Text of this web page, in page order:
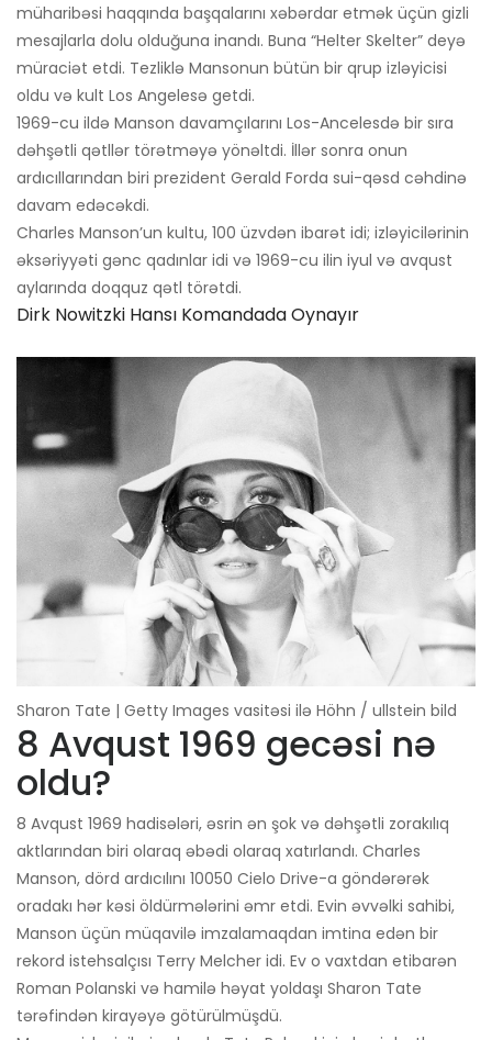
müharibəsi haqqında başqalarını xəbərdar etmək üçün gizli
mesajlarla dolu olduğuna inandı. Buna “Helter Skelter” deyə
müraciət etdi. Tezliklə Mansonun bütün bir qrup izləyicisi
oldu və kult Los Angelesə getdi.
1969-cu ildə Manson davamçılarını Los-Ancelesdə bir sıra
dəhşətli qətllər törətməyə yönəltdi. İllər sonra onun
ardıcıllarından biri prezident Gerald Forda sui-qəsd cəhdinə
davam edəcəkdi.
Charles Manson’un kultu, 100 üzvdən ibarət idi; izləyicilərinin
əksəriyyəti gənc qadınlar idi və 1969-cu ilin iyul və avqust
aylarında doqquz qətl törətdi.
Dirk Nowitzki Hansı Komandada Oynayır
Sharon Tate | Getty Images vasitəsi ilə Höhn / ullstein bild
8 Avqust 1969 gecəsi nə
oldu?
8 Avqust 1969 hadisələri, əsrin ən şok və dəhşətli zorakılıq
aktlarından biri olaraq əbədi olaraq xatırlandı. Charles
Manson, dörd ardıcılını 10050 Cielo Drive-a göndərərək
oradakı hər kəsi öldürmələrini əmr etdi. Evin əvvəlki sahibi,
Manson üçün müqavilə imzalamaqdan imtina edən bir
rekord istehsalçısı Terry Melcher idi. Ev o vaxtdan etibarən
Roman Polanski və hamilə həyat yoldaşı Sharon Tate
tərəfindən kirayəyə götürülmüşdü.